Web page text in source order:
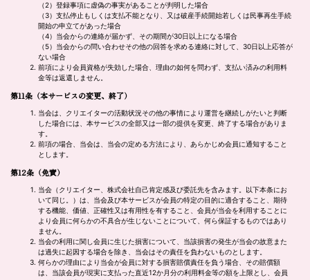
（2）登録事項に虚偽の事実があることが判明した場合
（3）支払停止もしくは支払不能となり、又は破産手続開始若しくは民事再生手続
開始の申立てがあった場合
（4）当会からの連絡が届かず、その期間が30日以上になる場合
（5）当会からの問い合わせその他の回答を求める連絡に対して、30日以上応答が
ない場合
前項により会員資格が失効した場合、理由の如何を問わず、支払い済みの利用料
金等は返還しません。
第11条 （本サービスの変更、終了）
当会は、クリエイターの活動状況その他の事情により運営を継続しがたいと判断
した場合には、本サービスの全部又は一部の提供を変更、終了する場合がありま
す。
前項の場合、当会は、当会の定める方法により、あらかじめ会員に通知すること
とします。
第12条（免責）
当会（クリエイター、株式会社自己肯定感及び委託先を含みます。以下本条にお
いて同じ。）は、当会及び本サービスが会員の特定の目的に適合すること、期待
する機能、価値、正確性又は有用性を有すること、会員が当会を利用することに
より会員に何らかの不具合が生じないことについて、何ら保証するものではあり
ません。
当会の利用に関し会員に生じた損害について、当該損害の発生が当会の故意また
は過失に起因する場合を除き、当会はその責任を負わないものとします。
何らかの理由により当会が会員に対する損害賠償責任を負う場合、その賠償額
は、当該会員が現実に支払った直近12か月分の利用料金等の額を上限とし、会員